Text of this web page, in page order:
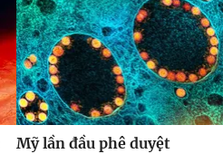
Mỹ lần đầu phê duyệt